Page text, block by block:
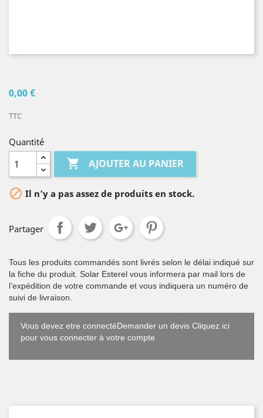
0,00 €
TTC
Quantité
 AJOUTER AU PANIER
 Il n'y a pas assez de produits en stock.
Partager
Tous les produits commandés sont livrés selon le délai indiqué sur
la fiche du produit. Solar Esterel vous informera par mail lors de
l’expédition de votre commande et vous indiquera un numéro de
suivi de livraison.
Vous devez etre connectéDemander un devis Cliquez ici
pour vous connecter à votre compte